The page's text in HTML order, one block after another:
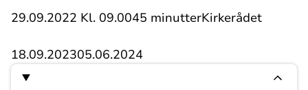
29.09.2022 Kl. 09.0045 minutterKirkerådet
18.09.202305.06.2024